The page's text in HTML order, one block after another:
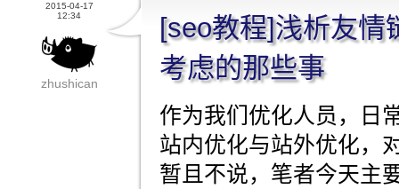
2015-04-17
12:34
zhushican
[seo教程]浅析友情
考虑的那些事
作为我们优化人员，日
站内优化与站外优化，
暂且不说，笔者今天主